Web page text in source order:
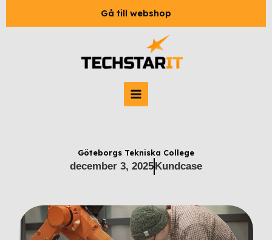
Gå till webshop
Göteborgs Tekniska College
december 3, 2025 Kundcase